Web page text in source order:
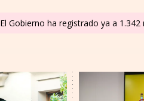
El Gobierno ha registrado ya a